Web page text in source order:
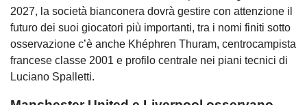
2027, la società bianconera dovrà gestire con attenzione il
futuro dei suoi giocatori più importanti, tra i nomi finiti sotto
osservazione c’è anche Khéphren Thuram, centrocampista
francese classe 2001 e profilo centrale nei piani tecnici di
Luciano Spalletti.